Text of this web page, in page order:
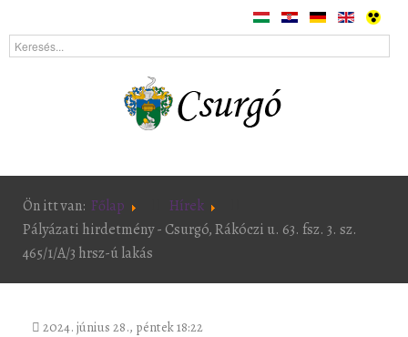
Ön itt van: Főlap
Hírek
Pályázati hirdetmény - Csurgó, Rákóczi u. 63. fsz. 3. sz.
465/1/A/3 hrsz-ú lakás
2024. június 28., péntek 18:22